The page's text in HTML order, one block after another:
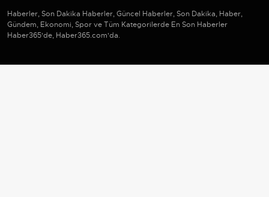
Haberler, Son Dakika Haberler, Güncel Haberler, Son Dakika, Haber,
Gündem, Ekonomi, Spor ve Tüm Kategorilerde En Son Haberler
Haber365'de, Haber365.com'da.